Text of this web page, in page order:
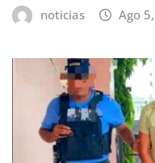
noticias Ago